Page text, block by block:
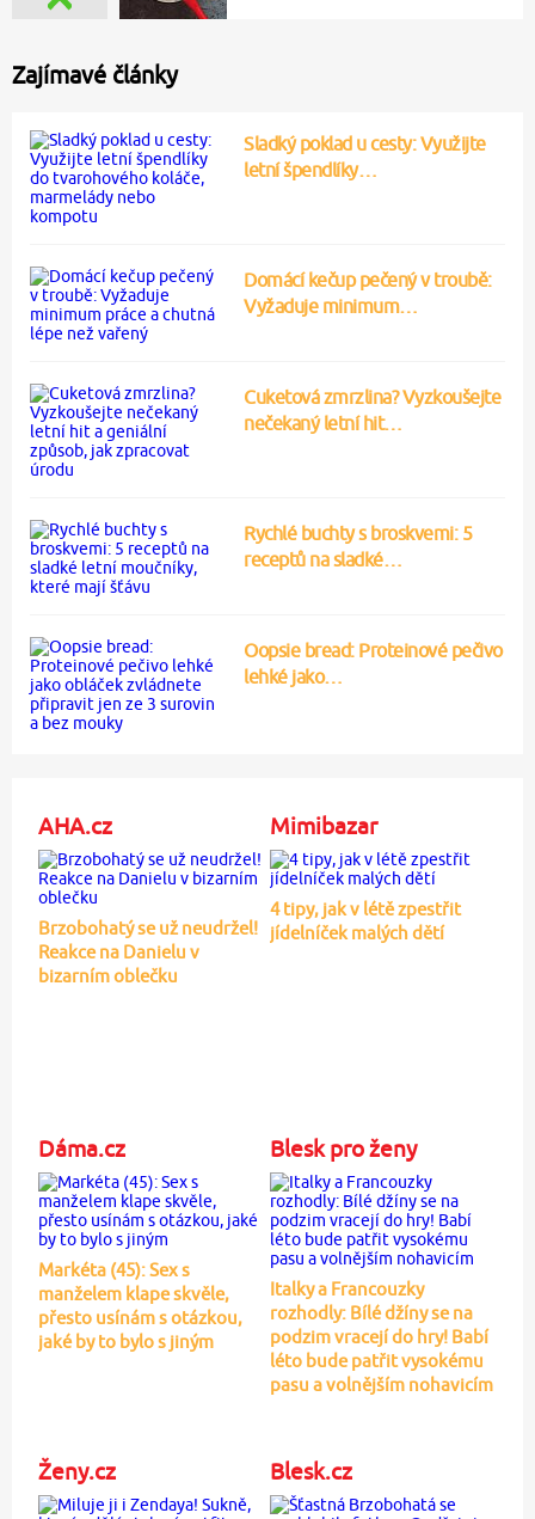
Zajímavé články
Sladký poklad u cesty: Využijte
letní špendlíky…
Domácí kečup pečený v troubě:
Vyžaduje minimum…
Cuketová zmrzlina? Vyzkoušejte
nečekaný letní hit…
Rychlé buchty s broskvemi: 5
receptů na sladké…
Oopsie bread: Proteinové pečivo
lehké jako…
AHA.cz
Brzobohatý se už neudržel!
Reakce na Danielu v
bizarním oblečku
Mimibazar
4 tipy, jak v létě zpestřit
jídelníček malých dětí
Dáma.cz
Markéta (45): Sex s
manželem klape skvěle,
přesto usínám s otázkou,
jaké by to bylo s jiným
Blesk pro ženy
Italky a Francouzky
rozhodly: Bílé džíny se na
podzim vracejí do hry! Babí
léto bude patřit vysokému
pasu a volnějším nohavicím
Ženy.cz Blesk.cz